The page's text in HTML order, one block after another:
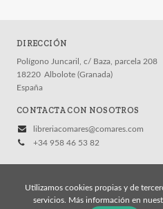
DIRECCIÓN
Polígono Juncaril, c/ Baza, parcela 208
18220 Albolote (Granada)
España
CONTACTA CON NOSOTROS
libreriacomares@comares.com
+34 958 46 53 82
© 2026,
Utilizamos cookies propias y de
servicios. Más información en